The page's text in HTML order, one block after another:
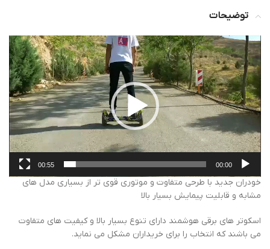
توضیحات
نمایشگر
ویدیو
00:00
00:55
خودران جدید با طرحی متفاوت و موتوری قوی تر از بسیاری مدل های
مشابه و قابلیت پیمایش بسیار بالا
اسکوتر های برقی هوشمند دارای تنوع بسیار بالا و کیفیت های متفاوت
می باشند که انتخاب را برای خریداران مشکل می نماید.